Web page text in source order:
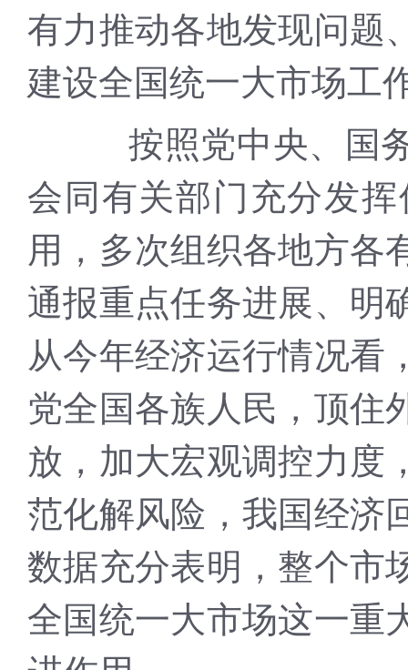
有力推动各地发现问题
建设全国统一大市场工
按照党中央、国务
会同有关部门充分发
用，多次组织各地方各
通报重点任务进展、明
从今年经济运行情况看
党全国各族人民，顶住
放，加大宏观调控力度
范化解风险，我国经济
数据充分表明，整个市
全国统一大市场这一重